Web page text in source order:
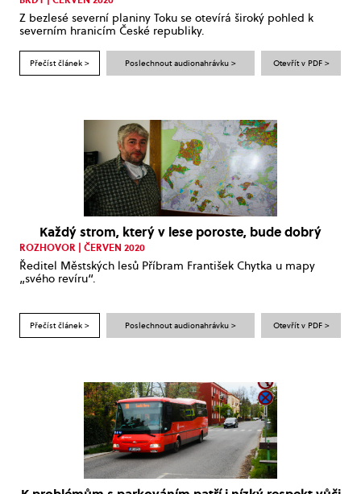
Z bezlesé severní planiny Toku se otevírá široký pohled k
severním hranicím České republiky.
Přečíst článek > Poslechnout audionahrávku > Otevřít v PDF >
Každý strom, který v lese poroste, bude dobrý
ROZHOVOR | ČERVEN 2020
Ředitel Městských lesů Příbram František Chytka u mapy
„svého revíru“.
Přečíst článek > Poslechnout audionahrávku > Otevřít v PDF >